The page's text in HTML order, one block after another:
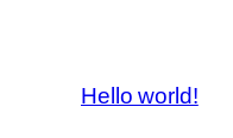
Hello world!